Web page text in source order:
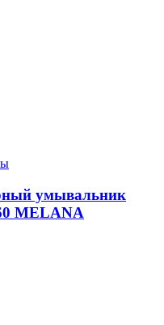
умывальник
MELANA